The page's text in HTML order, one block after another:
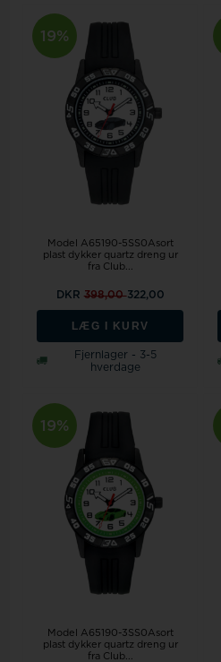
19%
Model A65190-5SS0Asort
plast dykker quartz dreng ur
fra Club...
DKR 398,00322,00
LÆG I KURV
Fjernlager - 3-5
hverdage
19%
Model A65190-3SS0Asort
plast dykker quartz dreng ur
fra Club...